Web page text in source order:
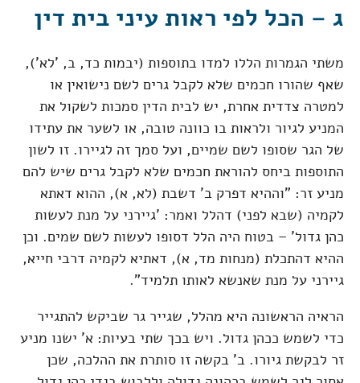
ג – הכל לפי ראות עיני בית דין
משתי הגמרות הללו למדו בתוספות (יבמות כד, ב, 'לא'),
שאף שהורו חכמים שלא לקבל גרים לשם נישואין או
למטרה צדדית אחרת, יש לבית הדין סמכות לשקול את
המניע לגיור ולראות בו כוונה טובה, או לשער את עתידו
של הגר שסופו לשם שמיים, ועל סמך זה לגיירו. זו לשון
התוספות ביחס להוראת חכמים שלא לקבל גרים שיש להם
מניע זר: "וההיא דפרק ב' דשבת (לא, א), ההוא דאתא
לקמיה (שבא לפני) דהלל ואמר: 'גיירני על מנת לעשות
כהן גדול' – בטוח היה הלל דסופו לעשות לשם שמים. וכן
ההיא דהתכלת (מנחות מד, א), דאתיא לקמיה דרבי חייא,
גיירני על מנת שאנשא לאותו תלמיד".
הראיה הראשונה היא מהלל, שגייר גר שביקש להתגייר
כדי לשמש ככהן גדול. ויש בכך שתי בעיות: א' ישנו מניע
זר לבקשת גיורו. ב' בקשה זו סותרת את ההלכה, שכן